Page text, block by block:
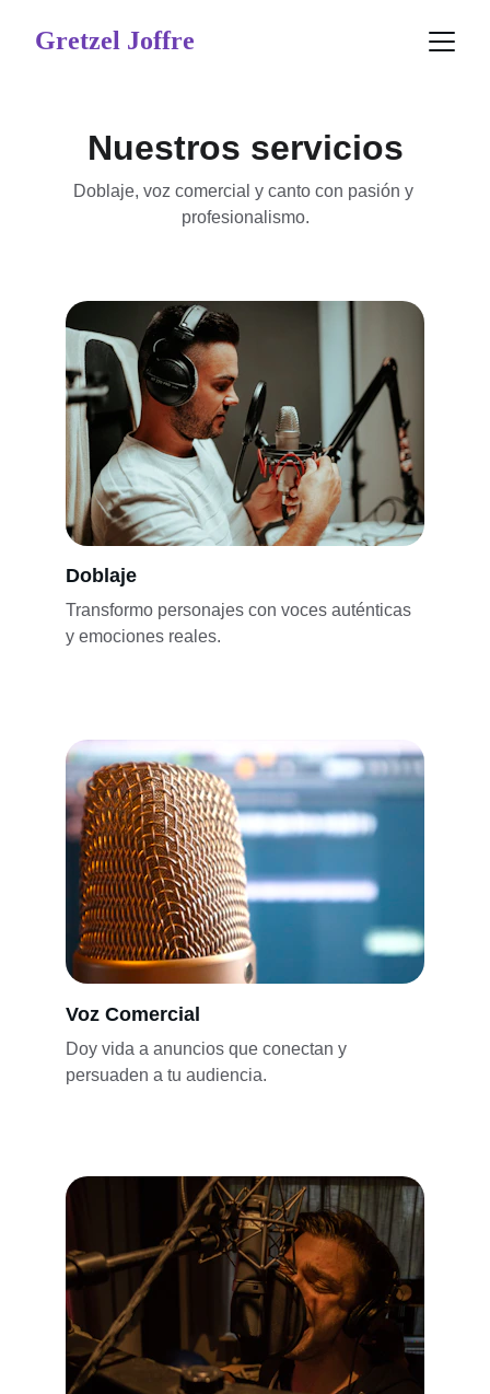
Gretzel Joffre
Nuestros servicios
Doblaje, voz comercial y canto con pasión y
profesionalismo.
Doblaje
Transformo personajes con voces auténticas
y emociones reales.
Voz Comercial
Doy vida a anuncios que conectan y
persuaden a tu audiencia.